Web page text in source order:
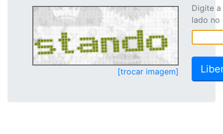
[trocar imagem]
Digite
lado no